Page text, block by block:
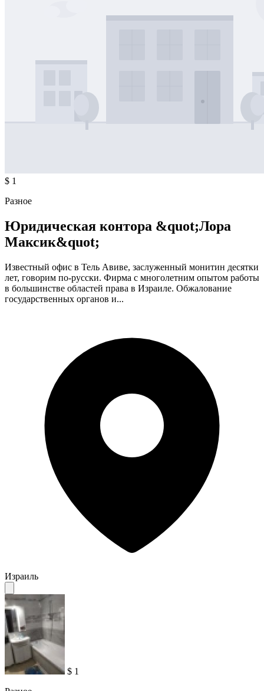
$ 1
Разное
Юридическая контора &quot;Лора
Максик&quot;
Известный офис в Тель Авиве, заслуженный монитин десятки
лет, говорим по-русски. Фирма с многолетним опытом работы
в большинстве областей права в Израиле. Обжалование
государственных органов и...
Израиль
$ 1